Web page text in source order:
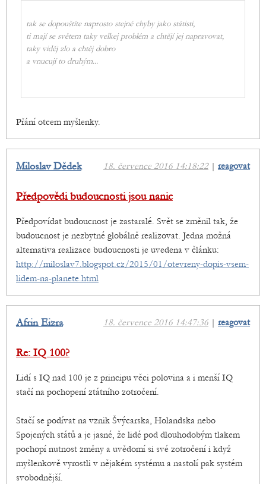
tak se dopouštíte naprosto stejné chyby jako státisti,
ti mají se světem taky velkej problém a chtějí jej napravovat,
taky viděj zlo a chtěj dobro
a vnucují to druhým...
Přání otcem myšlenky.
18. července 2016 14:18:22| reagovat
Miloslav Dědek
Předpovědi budoucnosti jsou nanic
Předpovídat budoucnost je zastaralé. Svět se změnil tak, že
budoucnost je nezbytné globálně realizovat. Jedna možná
alternativa realizace budoucnosti je uvedena v článku:
http://miloslav7.blogspot.cz/2015/01/otevreny-dopis-vsem-
lidem-na-planete.html
18. července 2016 14:47:36 | reagovat
Afrin Eizra
Re: IQ 100?
Lidí s IQ nad 100 je z principu věci polovina a i menší IQ
stačí na pochopení ztátního zotročení.
Stačí se podívat na vznik Švýcarska, Holandska nebo
Spojených států a je jasné, že lidé pod dlouhodobým tlakem
pochopí nutnost změny a uvědomí si své zotročení i když
myšlenkově vyrostli v nějakém systému a nastolí pak systém
svobodnější.